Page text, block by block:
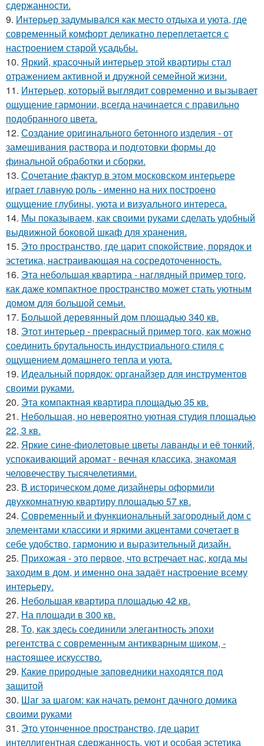
сдержанности.
9. Интерьер задумывался как место отдыха и уюта, где
современный комфорт деликатно переплетается с
настроением старой усадьбы.
10. Яркий, красочный интерьер этой квартиры стал
отражением активной и дружной семейной жизни.
11. Интерьер, который выглядит современно и вызывает
ощущение гармонии, всегда начинается с правильно
подобранного цвета.
12. Создание оригинального бетонного изделия - от
замешивания раствора и подготовки формы до
финальной обработки и сборки.
13. Сочетание фактур в этом московском интерьере
играет главную роль - именно на них построено
ощущение глубины, уюта и визуального интереса.
14. Мы показываем, как своими руками сделать удобный
выдвижной боковой шкаф для хранения.
15. Это пространство, где царит спокойствие, порядок и
эстетика, настраивающая на сосредоточенность.
16. Эта небольшая квартира - наглядный пример того,
как даже компактное пространство может стать уютным
домом для большой семьи.
17. Большой деревянный дом площадью 340 кв.
18. Этот интерьер - прекрасный пример того, как можно
соединить брутальность индустриального стиля с
ощущением домашнего тепла и уюта.
19. Идеальный порядок: органайзер для инструментов
своими руками.
20. Эта компактная квартира площадью 35 кв.
21. Небольшая, но невероятно уютная студия площадью
22, 3 кв.
22. Яркие сине-фиолетовые цветы лаванды и её тонкий,
успокаивающий аромат - вечная классика, знакомая
человечеству тысячелетиями.
23. В историческом доме дизайнеры оформили
двухкомнатную квартиру площадью 57 кв.
24. Современный и функциональный загородный дом с
элементами классики и яркими акцентами сочетает в
себе удобство, гармонию и выразительный дизайн.
25. Прихожая - это первое, что встречает нас, когда мы
заходим в дом, и именно она задаёт настроение всему
интерьеру.
26. Небольшая квартира площадью 42 кв.
27. На площади в 300 кв.
28. То, как здесь соединили элегантность эпохи
регентства с современным антикварным шиком, -
настоящее искусство.
29. Какие природные заповедники находятся под
защитой
30. Шаг за шагом: как начать ремонт дачного домика
своими руками
31. Это утонченное пространство, где царит
интеллигентная сдержанность, уют и особая эстетика